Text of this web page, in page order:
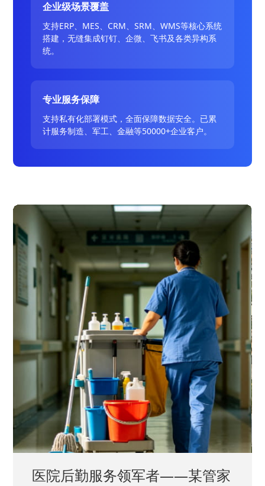
企业级场景覆盖
支持ERP、MES、CRM、SRM、WMS等核心系统
搭建，无缝集成钉钉、企微、飞书及各类异构系
统。
专业服务保障
支持私有化部署模式，全面保障数据安全。已累
计服务制造、军工、金融等50000+企业客户。
中国兵器工业集团——银光化学